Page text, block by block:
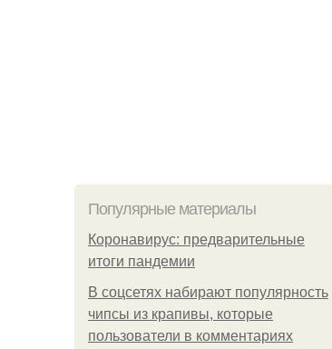
Популярные материалы
Коронавирус: предварительные
итоги пандемии
В соцсетях набирают популярность
чипсы из крапивы, которые
пользователи в комментариях